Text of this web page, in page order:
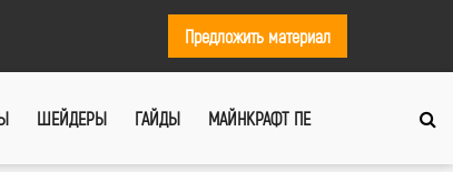
Предложить материал
ШЕЙДЕРЫ ГАЙДЫ МАЙНКРАФТ ПЕ